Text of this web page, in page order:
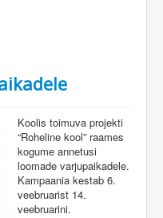
Koolis toimuva projekti
“Roheline kool” raames
kogume annetusi
loomade varjupaikadele.
Kampaania kestab 6.
veebruarist 14.
veebruarini.